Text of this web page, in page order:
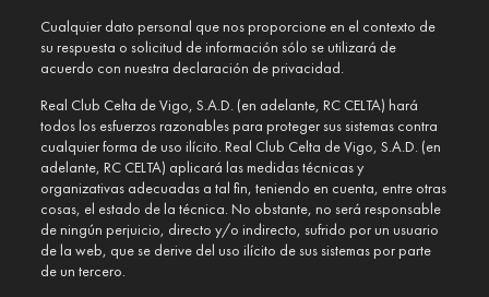
Cualquier dato personal que nos proporcione en el contexto de
su respuesta o solicitud de información sólo se utilizará de
acuerdo con nuestra declaración de privacidad.
Real Club Celta de Vigo, S.A.D. (en adelante, RC CELTA) hará
todos los esfuerzos razonables para proteger sus sistemas contra
cualquier forma de uso ilícito. Real Club Celta de Vigo, S.A.D. (en
adelante, RC CELTA) aplicará las medidas técnicas y
organizativas adecuadas a tal fin, teniendo en cuenta, entre otras
cosas, el estado de la técnica. No obstante, no será responsable
de ningún perjuicio, directo y/o indirecto, sufrido por un usuario
de la web, que se derive del uso ilícito de sus sistemas por parte
de un tercero.